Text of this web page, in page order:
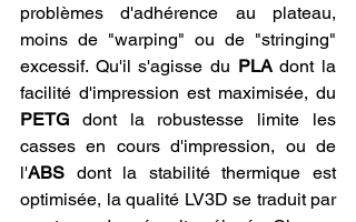
problèmes d'adhérence au plateau,
moins de "warping" ou de "stringing"
excessif. Qu'il s'agisse du PLA dont la
PETG dont la robustesse limite les
casses en cours d'impression, ou de
l'ABS dont la stabilité thermique est
optimisée, la qualité LV3D se traduit par